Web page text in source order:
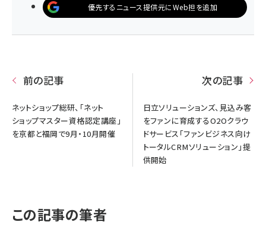
優先するニュース提供元にWeb担を追加
前の記事
ネットショップ総研、「ネット
ショップマスター資格認定講座」
を京都と福岡で9月・10月開催
次の記事
日立ソリューションズ、見込み客
をファンに育成するO2Oクラウ
ドサービス「ファンビジネス向け
トータルCRMソリューション」提
供開始
この記事の筆者